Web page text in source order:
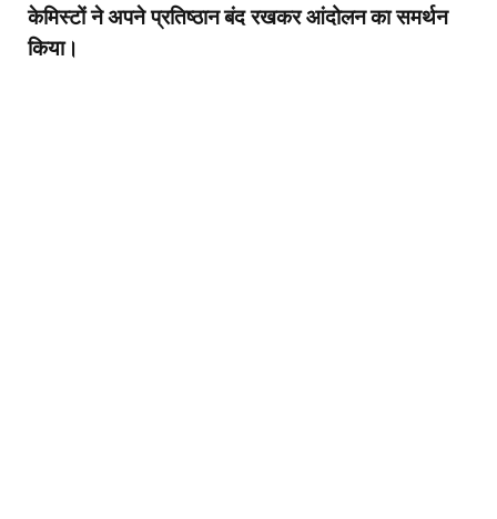
केमिस्टों ने अपने प्रतिष्ठान बंद रखकर आंदोलन का समर्थन
किया।